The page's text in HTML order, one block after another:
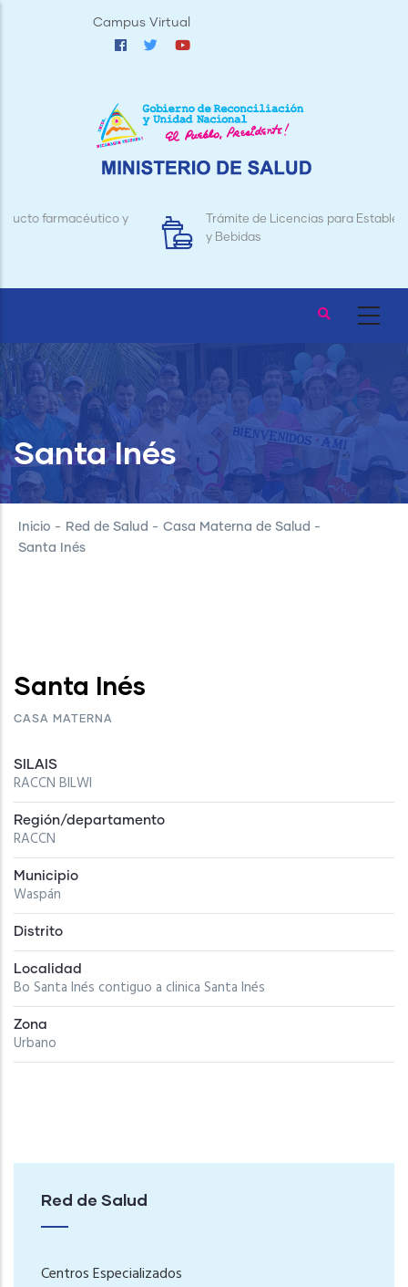
Campus Virtual
Trámite de Licencias para Establecimientos de Alimentos
Santa Inés
Inicio - Red de Salud - Casa Materna de Salud -
Santa Inés
Santa Inés
CASA MATERNA
SILAIS
RACCN BILWI
Región/departamento
RACCN
Municipio
Waspán
Distrito
Localidad
Bo Santa Inés contiguo a clinica Santa Inés
Zona
Urbano
Red de Salud
Centros Especializados